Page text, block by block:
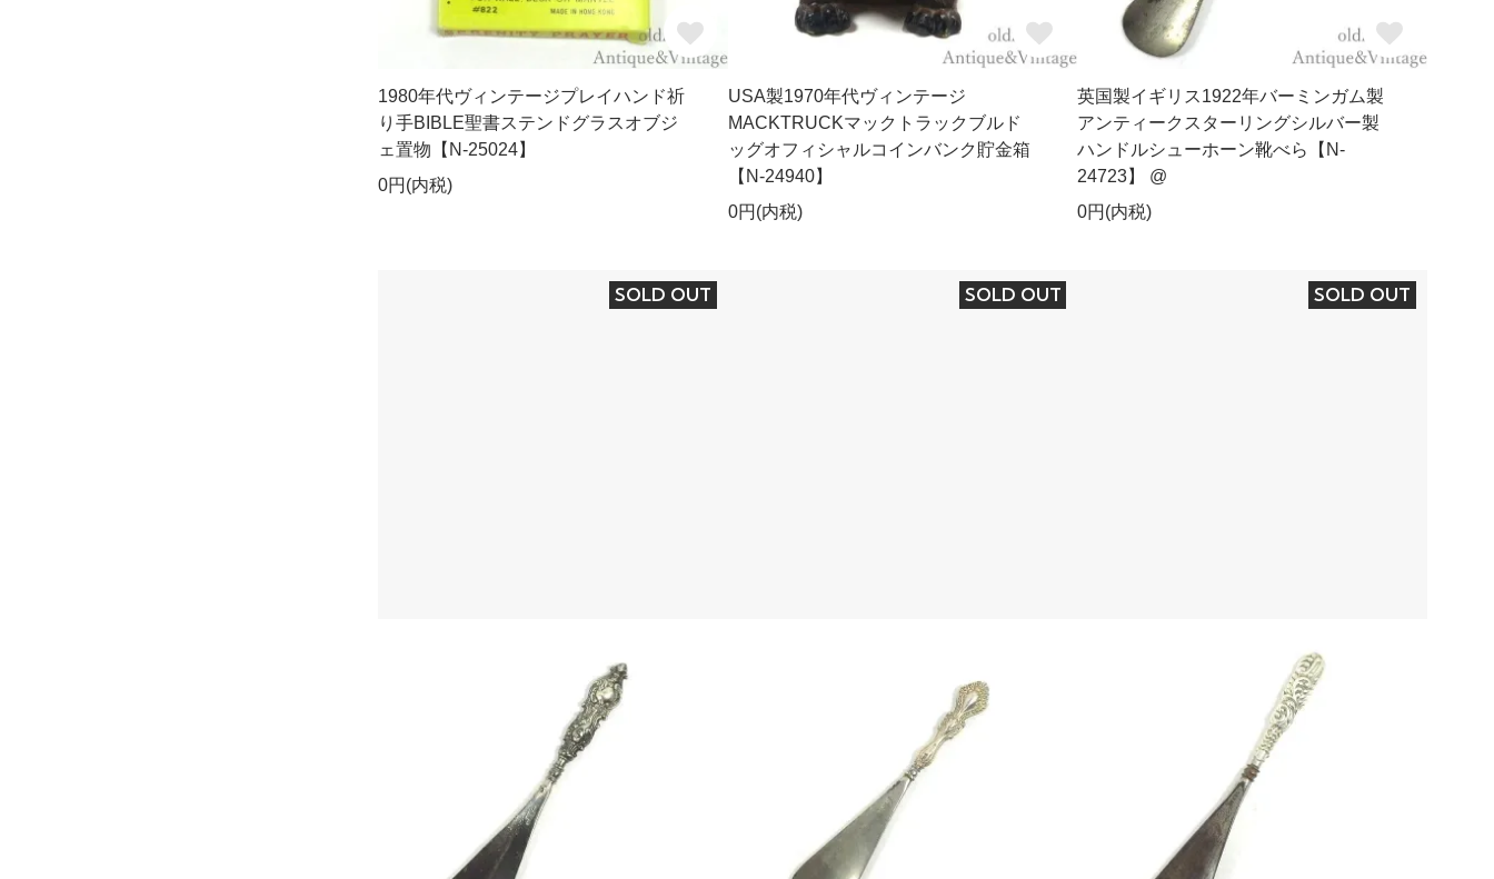
1980年代ヴィンテージプレイハンド祈
り手BIBLE聖書ステンドグラスオブジ
ェ置物【N-25024】
0円(内税)
USA製1970年代ヴィンテージ
MACKTRUCKマックトラックブルド
ッグオフィシャルコインバンク貯金箱
【N-24940】
0円(内税)
英国製イギリス1922年バーミンガム製
アンティークスターリングシルバー製
ハンドルシューホーン靴べら【N-
24723】 @
0円(内税)
SOLD OUT SOLD OUT SOLD OUT